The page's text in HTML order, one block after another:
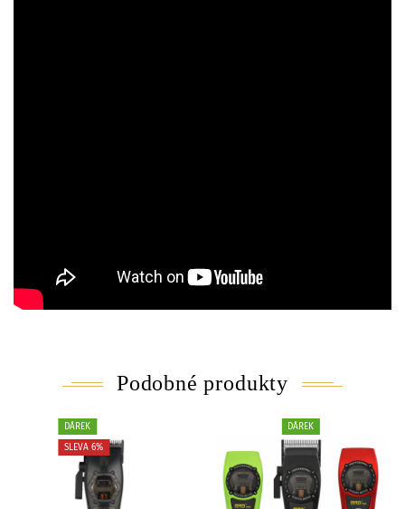
Podobné produkty
DÁREK
SLEVA 6%
DÁREK